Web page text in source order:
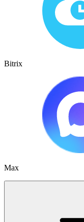
Bitrix
Max